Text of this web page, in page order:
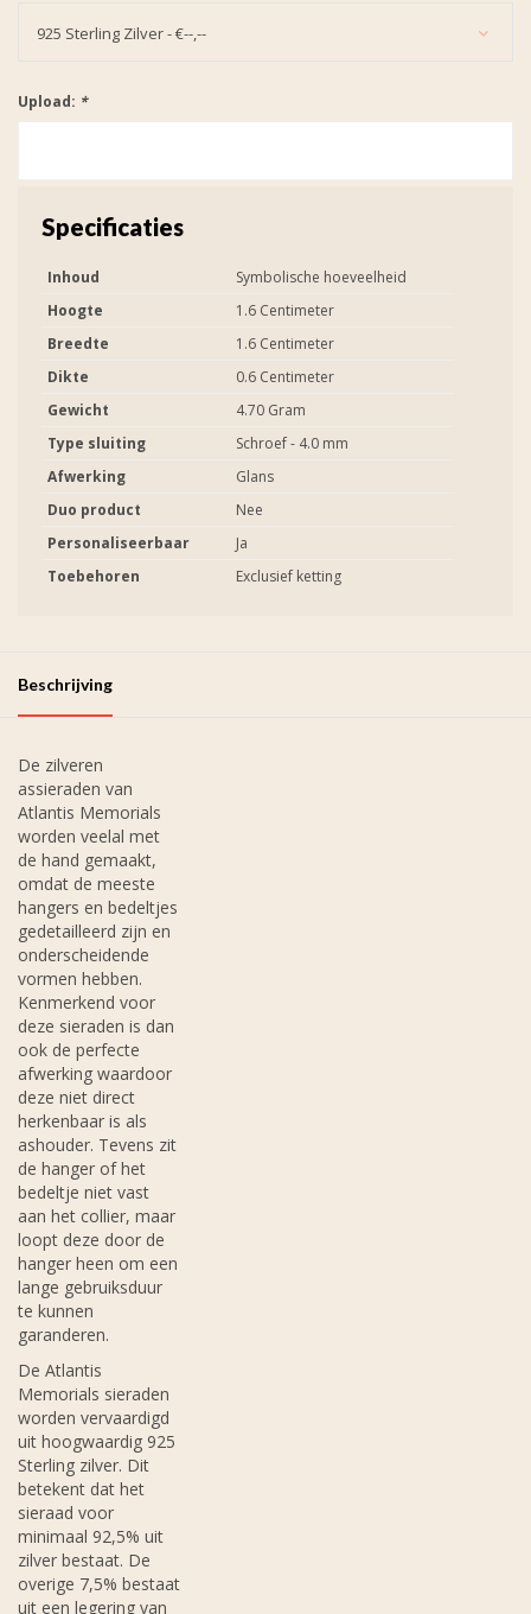
925 Sterling Zilver - €--,--
Upload: *
Specificaties
Inhoud
Symbolische hoeveelheid
Hoogte
1.6 Centimeter
Breedte
1.6 Centimeter
Dikte
0.6 Centimeter
Gewicht
4.70 Gram
Type sluiting
Schroef - 4.0 mm
Afwerking
Glans
Duo product
Nee
Personaliseerbaar
Ja
Toebehoren
Exclusief ketting
Beschrijving
De zilveren
assieraden van
Atlantis Memorials
worden veelal met
de hand gemaakt,
omdat de meeste
hangers en bedeltjes
gedetailleerd zijn en
onderscheidende
vormen hebben.
Kenmerkend voor
deze sieraden is dan
ook de perfecte
afwerking waardoor
deze niet direct
herkenbaar is als
ashouder. Tevens zit
de hanger of het
bedeltje niet vast
aan het collier, maar
loopt deze door de
hanger heen om een
lange gebruiksduur
te kunnen
garanderen.
De Atlantis
Memorials sieraden
worden vervaardigd
uit hoogwaardig 925
Sterling zilver. Dit
betekent dat het
sieraad voor
minimaal 92,5% uit
zilver bestaat. De
overige 7,5% bestaat
uit een legering van